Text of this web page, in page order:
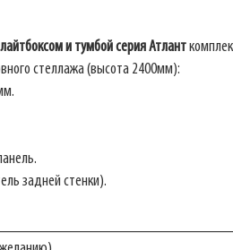
и тумбойсерия Атлант
стеллажа (высота 2400мм):
задней стенки).